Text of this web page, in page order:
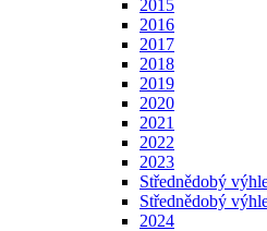
2015
2016
2017
2018
2019
2020
2021
2022
2023
Střednědobý
Střednědobý
2024